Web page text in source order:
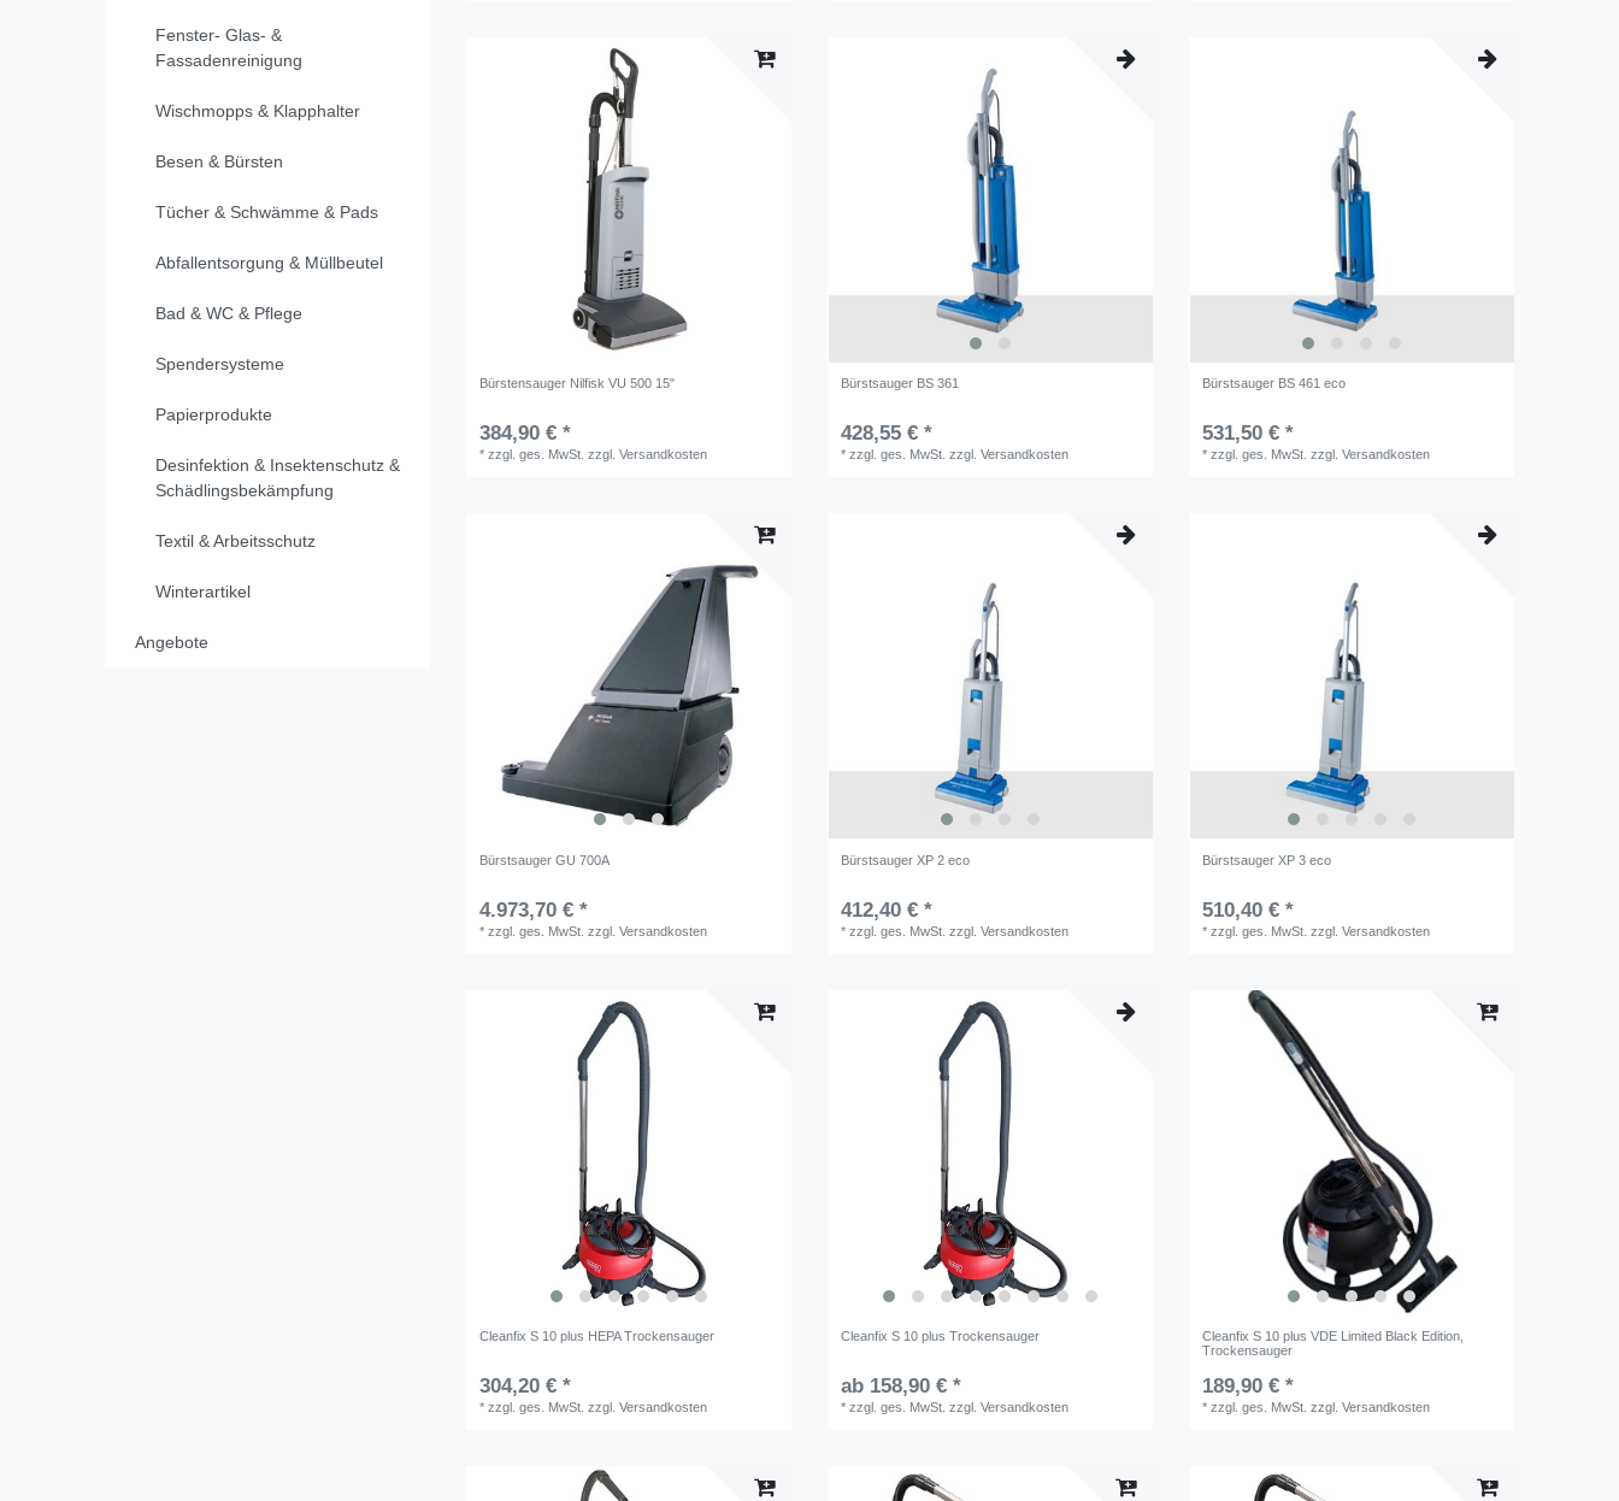
Fenster- Glas- &
Fassadenreinigung
Wischmopps & Klapphalter
Besen & Bürsten
Tücher & Schwämme & Pads
Abfallentsorgung & Müllbeutel
Bad & WC & Pflege
Spendersysteme
Papierprodukte
Desinfektion & Insektenschutz &
Schädlingsbekämpfung
Textil & Arbeitsschutz
Winterartikel
Angebote
Bürstensauger Nilfisk VU 500 15"
384,90 € *
*zzgl. ges. MwSt. zzgl.Versandkosten
Bürstsauger BS 361
428,55 € *
*zzgl. ges. MwSt. zzgl.Versandkosten
Bürstsauger BS 461 eco
531,50 € *
*zzgl. ges. MwSt. zzgl.Versandkosten
Bürstsauger GU 700A
4.973,70 € *
*zzgl. ges. MwSt. zzgl.Versandkosten
Bürstsauger XP 2 eco
412,40 € *
*zzgl. ges. MwSt. zzgl.Versandkosten
Bürstsauger XP 3 eco
510,40 € *
*zzgl. ges. MwSt. zzgl.Versandkosten
Cleanfix S 10 plus HEPA Trockensauger
304,20 € *
*zzgl. ges. MwSt. zzgl.Versandkosten
Cleanfix S 10 plus Trockensauger
ab 158,90 € *
*zzgl. ges. MwSt. zzgl.Versandkosten
Cleanfix S 10 plus VDE Limited Black Edition,
Trockensauger
189,90 € *
*zzgl. ges. MwSt. zzgl.Versandkosten